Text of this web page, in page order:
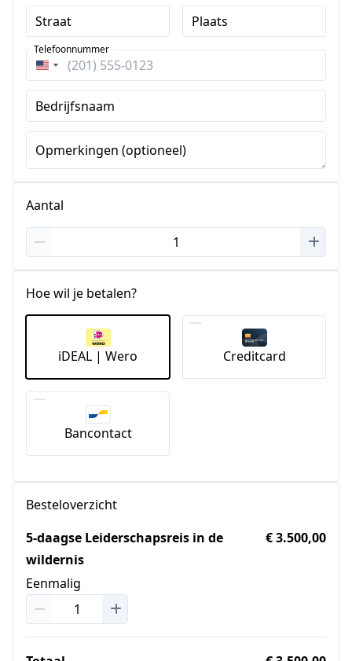
Straat Plaats
Verenigde
Staten
+1
Telefoonnummer
Bedrijfsnaam
Opmerkingen (optioneel)
Aantal
Hoe wil je betalen?
iDEAL | Wero Creditcard
Bancontact
Besteloverzicht
5-daagse Leiderschapsreis in de
wildernis
Eenmalig
€ 3.500,00